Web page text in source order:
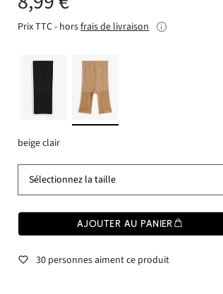
Prix TTC - horsfrais de livraison
beige clair
Sélectionnez la taille
AJOUTER AU PANIER
30 personnes aiment ce produit